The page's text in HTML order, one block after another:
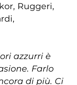
Ruggeri,
azzurri è
Farlo
di più. Ci